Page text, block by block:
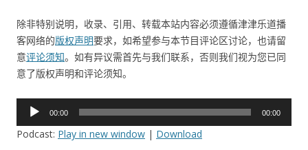
除非特别说明，收录、引用、转载本站内容必须遵循津津乐道播
客网络的版权声明要求，如希望参与本节目评论区讨论，也请留
意评论须知。如有异议需首先与我们联系，否则我们视为您已同
意了版权声明和评论须知。
播
00:00 00:00
Podcast: Play in new window | Download